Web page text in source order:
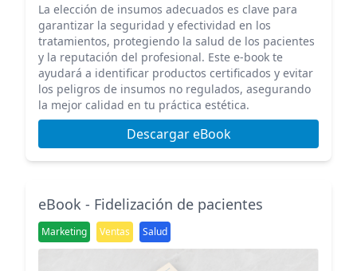
La elección de insumos adecuados es clave para
garantizar la seguridad y efectividad en los
tratamientos, protegiendo la salud de los pacientes
y la reputación del profesional. Este e-book te
ayudará a identificar productos certificados y evitar
los peligros de insumos no regulados, asegurando
la mejor calidad en tu práctica estética.
Descargar eBook
eBook - Fidelización de pacientes
Marketing Ventas Salud